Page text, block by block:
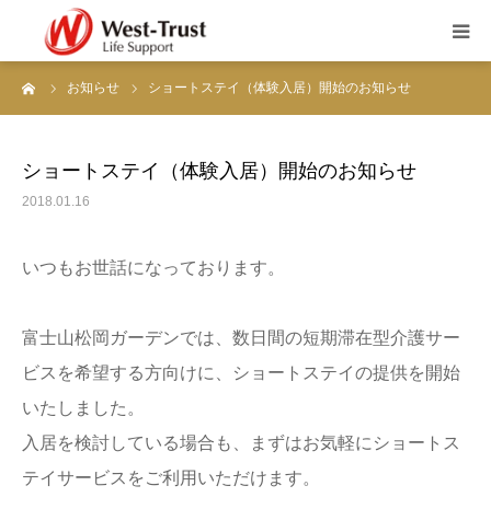
お知らせ ショートステイ（体験入居）開始のお知らせ
ショートステイ（体験入居）開始のお知らせ
2018.01.16
いつもお世話になっております。
富士山松岡ガーデンでは、数日間の短期滞在型介護サー
ビスを希望する方向けに、ショートステイの提供を開始
いたしました。
入居を検討している場合も、まずはお気軽にショートス
テイサービスをご利用いただけます。
富士山するがテラス
お知らせ
職員募集
会社概要
お問い合わせ